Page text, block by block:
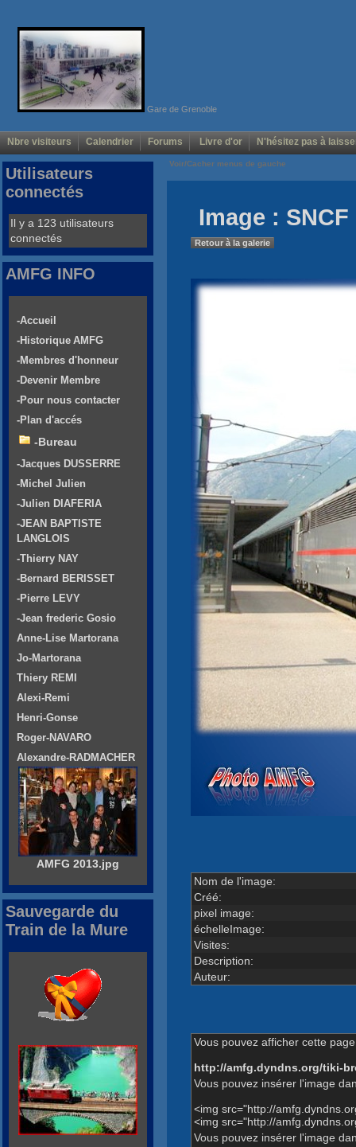
Gare de Grenoble
Nbre visiteurs Calendrier Forums Livre d'or N'hésitez pas à
Voir/Cacher menus de gauche
Image :
Retour à la galerie
Nom de l'image:
Créé:
pixel image:
échelleImage:
Visites:
Description:
Auteur:
Vous pouvez afficher cette
http://amfg.dyndns.org/tiki-
Vous pouvez insérer l'image
<img src="http://
<img src="http://
Vous pouvez insérer l'image
Utilisateurs
connectés
Il y a 123 utilisateurs
connectés
AMFG INFO
-Accueil
-Historique AMFG
-Membres d'honneur
-Devenir Membre
-Pour nous contacter
-Plan d'accés
-Bureau
-Jacques DUSSERRE
-Michel Julien
-Julien DIAFERIA
-JEAN BAPTISTE
LANGLOIS
-Thierry NAY
-Bernard BERISSET
-Pierre LEVY
-Jean frederic Gosio
Anne-Lise Martorana
Jo-Martorana
Thiery REMI
Alexi-Remi
Henri-Gonse
Roger-NAVARO
Alexandre-RADMACHER
AMFG 2013.jpg
Sauvegarde du
Train de la Mure